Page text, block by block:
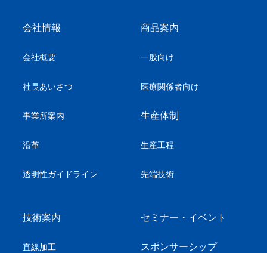
会社情報
会社概要
社長あいさつ
事業所案内
沿革
透明性ガイドライン
商品案内
一般向け
医療関係者向け
生産体制
生産工程
先端技術
技術案内
直線加工
セミナー・イベント
スポンサーシップ